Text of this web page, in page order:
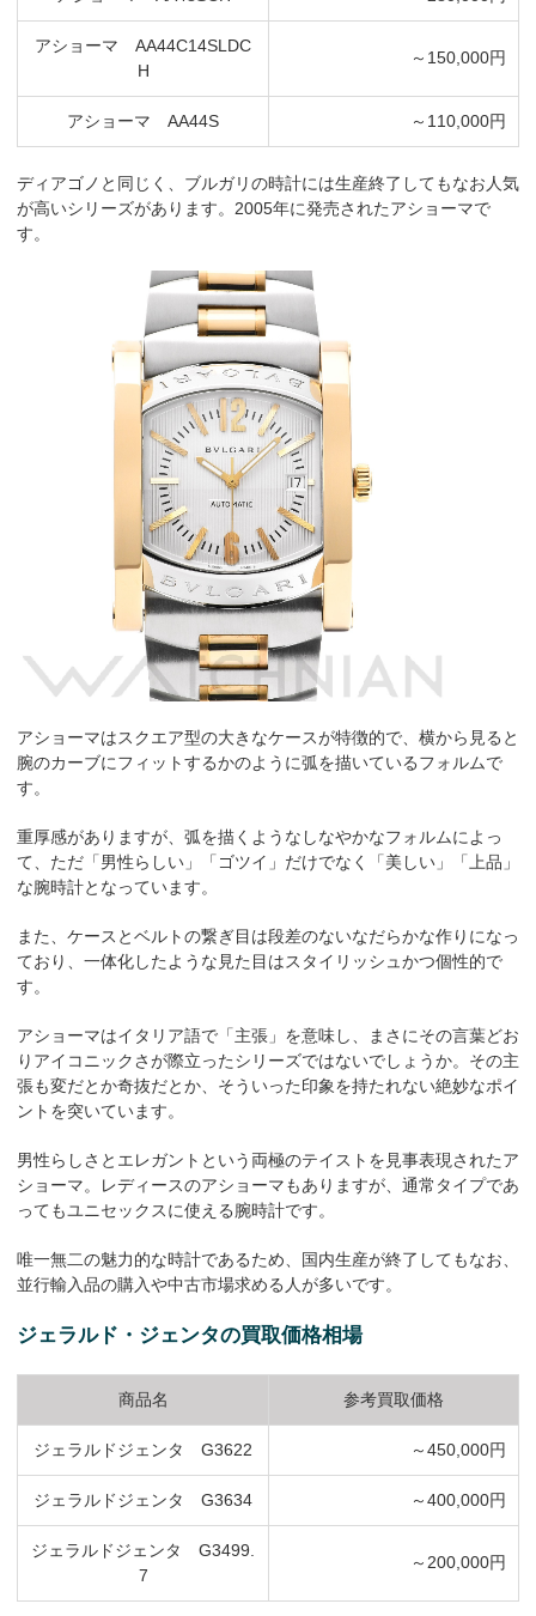
アショーマ AA44C14SLDC
H
～150,000円
アショーマ AA44S ～110,000円
ディアゴノと同じく、ブルガリの時計には生産終了してもなお人気
が高いシリーズがあります。2005年に発売されたアショーマで
す。
アショーマはスクエア型の大きなケースが特徴的で、横から見ると
腕のカーブにフィットするかのように弧を描いているフォルムで
す。
重厚感がありますが、弧を描くようなしなやかなフォルムによっ
て、ただ「男性らしい」「ゴツイ」だけでなく「美しい」「上品」
な腕時計となっています。
また、ケースとベルトの繋ぎ目は段差のないなだらかな作りになっ
ており、一体化したような見た目はスタイリッシュかつ個性的で
す。
アショーマはイタリア語で「主張」を意味し、まさにその言葉どお
りアイコニックさが際立ったシリーズではないでしょうか。その主
張も変だとか奇抜だとか、そういった印象を持たれない絶妙なポイ
ントを突いています。
男性らしさとエレガントという両極のテイストを見事表現されたア
ショーマ。レディースのアショーマもありますが、通常タイプであ
ってもユニセックスに使える腕時計です。
唯一無二の魅力的な時計であるため、国内生産が終了してもなお、
並行輸入品の購入や中古市場求める人が多いです。
ジェラルド・ジェンタの買取価格相場
商品名 参考買取価格
ジェラルドジェンタ G3622 ～450,000円
ジェラルドジェンタ G3634 ～400,000円
ジェラルドジェンタ G3499.
7
～200,000円